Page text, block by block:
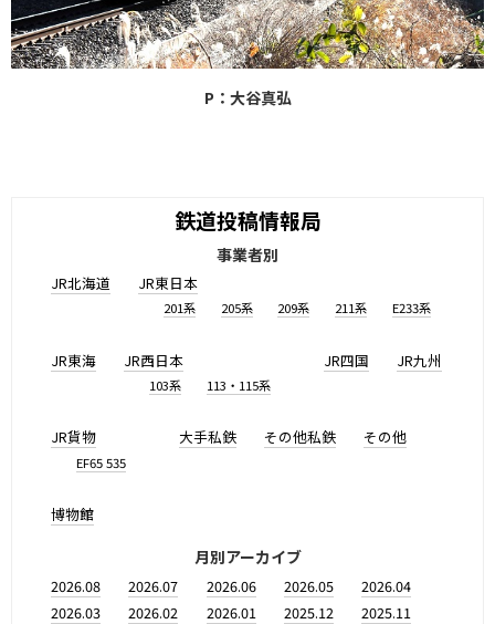
P：大谷真弘
鉄道投稿情報局
事業者別
JR北海道 JR東日本
201系 205系 209系 211系 E233系
JR東海 JR西日本
103系 113・115系
JR四国 JR九州
JR貨物
EF65 535
大手私鉄 その他私鉄 その他
博物館
月別アーカイブ
2026.08 2026.07 2026.06 2026.05
2026.04
2026.03
2026.02 2026.01 2025.12
2025.11